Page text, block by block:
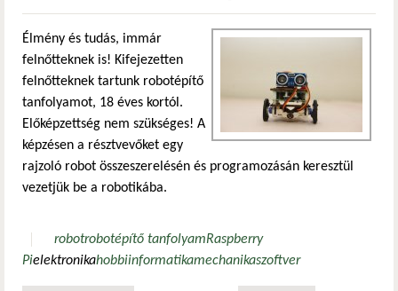
Élmény és tudás, immár
felnőtteknek is! Kifejezetten
felnőtteknek tartunk robotépítő
tanfolyamot, 18 éves kortól.
Előképzettség nem szükséges! A
képzésen a résztvevőket egy
rajzoló robot összeszerelésén és programozásán keresztül
vezetjük be a robotikába.
robotrobotépítő tanfolyamRaspberry
Pielektronikahobbiinformatikamechanikaszoftver